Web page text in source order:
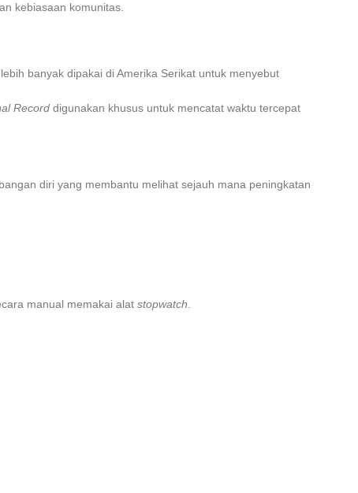
kebiasaan komunitas.
lebih banyak dipakai di Amerika Serikat untuk menyebut
Record digunakan khusus untuk mencatat waktu tercepat
diri yang membantu melihat sejauh mana peningkatan
manual memakai alat stopwatch